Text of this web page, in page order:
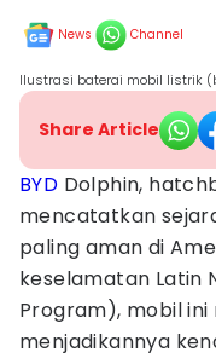
News Channel
Ilustrasi baterai mobil listrik
Share Article
BYD Dolphin,
mencatatkan
paling aman di
keselamatan Latin
Program), mobil
menjadikannya